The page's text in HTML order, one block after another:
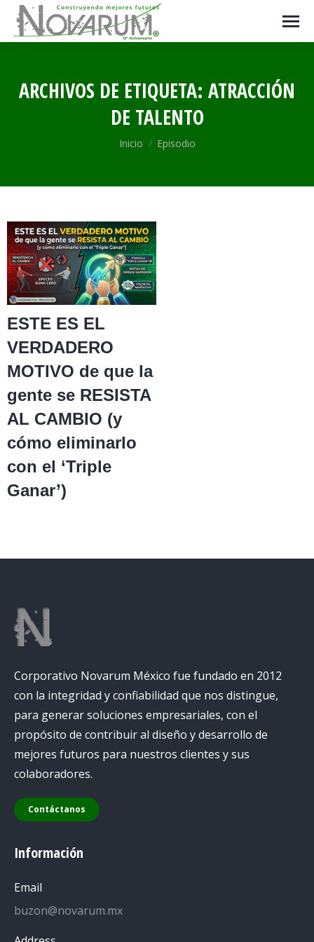
ARCHIVOS DE ETIQUETA: ATRACCIÓN
DE TALENTO
Estás aquí:
Inicio Episodio
ESTE ES EL
VERDADERO
MOTIVO de que la
gente se RESISTA
AL CAMBIO (y
cómo eliminarlo
con el ‘Triple
Ganar’)
Corporativo Novarum México fue fundado en 2012
con la integridad y confiabilidad que nos distingue,
para generar soluciones empresariales, con el
propósito de contribuir al diseño y desarrollo de
mejores futuros para nuestros clientes y sus
colaboradores.
Contáctanos
Información
Email
buzon@novarum.mx